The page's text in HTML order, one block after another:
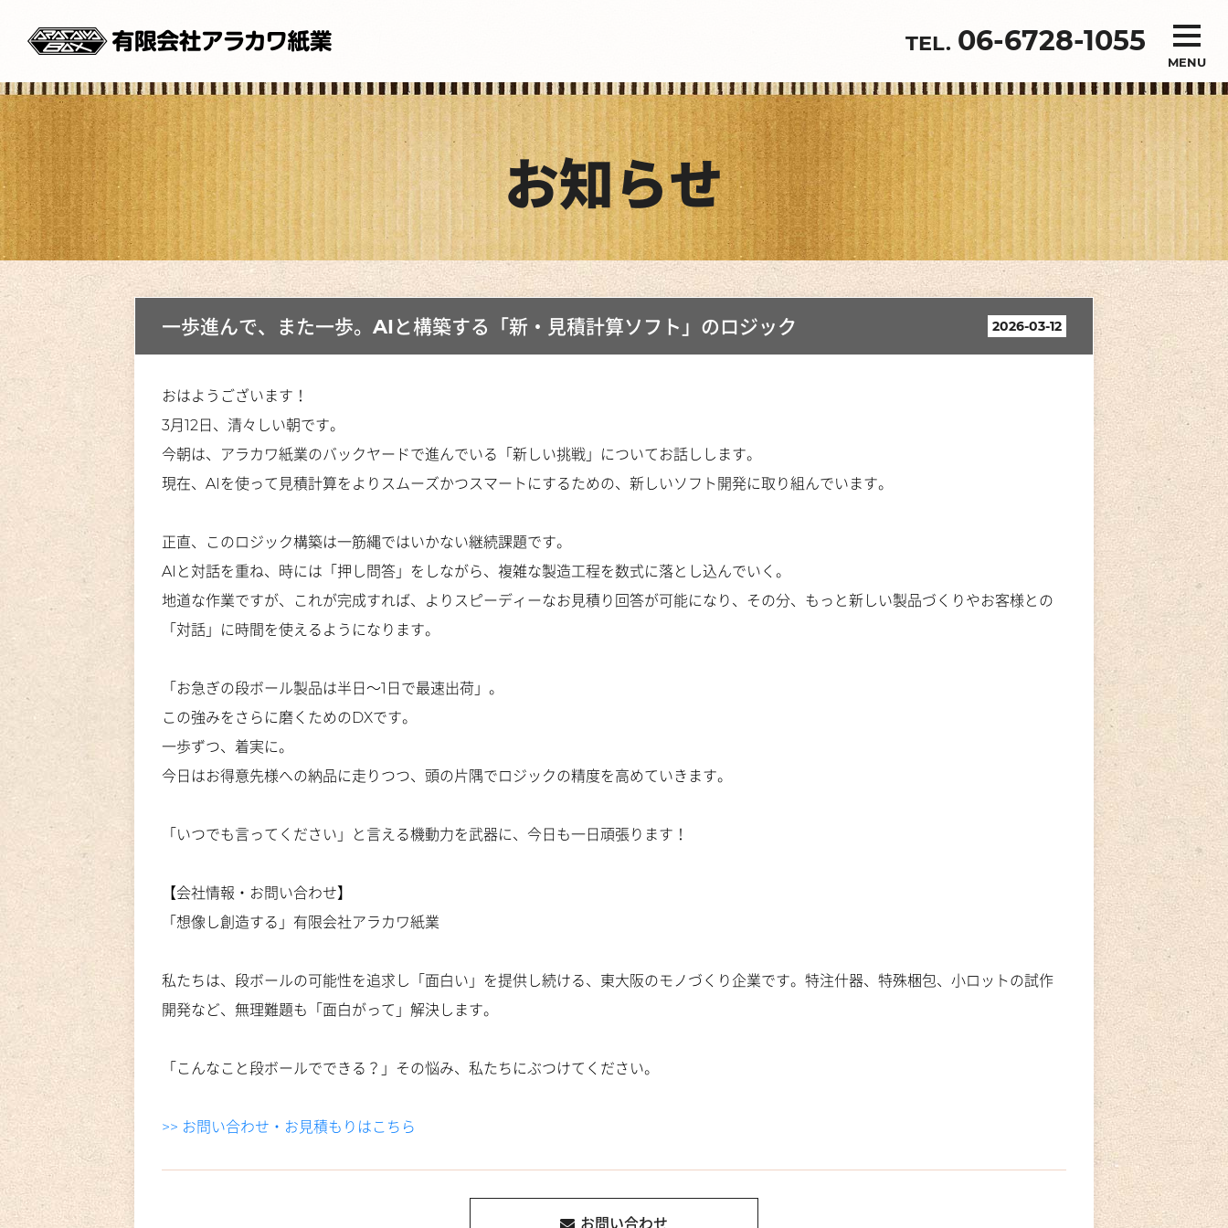
06-6728-1055
MENU
お知らせ
一歩進んで、また一歩。AIと構築する「新・見積計算ソフト」のロジック 2026-03-12
おはようございます！
3月12日、清々しい朝です。
今朝は、アラカワ紙業のバックヤードで進んでいる「新しい挑戦」についてお話しします。
現在、AIを使って見積計算をよりスムーズかつスマートにするための、新しいソフト開発に取り組んでいます。
正直、このロジック構築は一筋縄ではいかない継続課題です。
AIと対話を重ね、時には「押し問答」をしながら、複雑な製造工程を数式に落とし込んでいく。
地道な作業ですが、これが完成すれば、よりスピーディーなお見積り回答が可能になり、その分、もっと新しい製品づくりやお客様との
「対話」に時間を使えるようになります。
「 お急ぎの段ボール製品は半日～1日で最速出荷 」。
この強みをさらに磨くためのDXです。
一歩ずつ、着実に。
今日はお得意先様への納品に走りつつ、頭の片隅でロジックの精度を高めていきます。
「いつでも言ってください」と言える機動力を武器に、今日も一日頑張ります！
【会社情報・お問い合わせ】
「想像し創造する」有限会社アラカワ紙業
私たちは、段ボールの可能性を追求し「面白い」を提供し続ける、東大阪のモノづくり企業です。特注什器、特殊梱包、小ロットの試作
開発など、無理難題も「面白がって」解決します。
「こんなこと段ボールでできる？」その悩み、私たちにぶつけてください。
>> お問い合わせ・お見積もりはこちら
お問い合わせ